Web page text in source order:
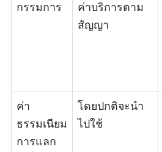
กรรมการ
ค่าบริการตาม
สัญญา
ค่า
ธรรมเนียม
การแลก
โดยปกติจะนำ
ไปใช้